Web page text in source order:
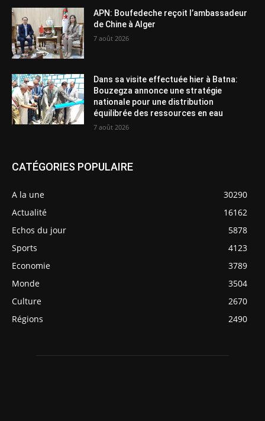
APN: Boufedeche reçoit l’ambassadeur
de Chine à Alger
7 août 2026
Dans sa visite effectuée hier à Batna:
Bouzegza annonce une stratégie
nationale pour une distribution
équilibrée des ressources en eau
7 août 2026
CATÉGORIES POPULAIRE
A la une
30290
Actualité
16162
Echos du jour
5878
Sports
4123
Economie
3789
Monde
3504
Culture
2670
Régions
2490